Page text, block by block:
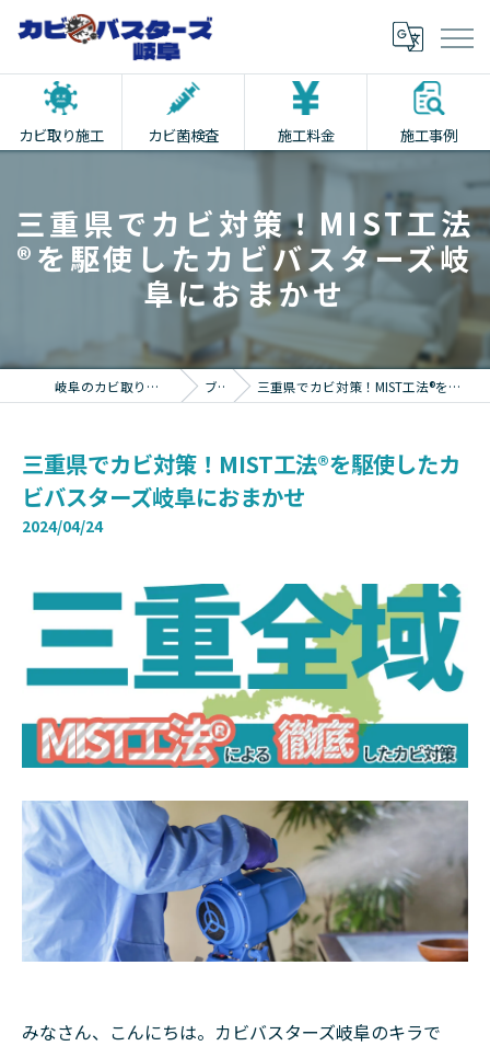
カビ取り施工 カビ菌検査 施工料金 施工事例
三重県でカビ対策！MIST工法
®を駆使したカビバスターズ岐
阜におまかせ
岐阜のカビ取りならカビバスターズ岐阜 ブログ 三重県でカビ対策！MIST工法®を駆使したカビバスターズ岐阜におまかせ
三重県でカビ対策！MIST工法®を駆使したカ
ビバスターズ岐阜におまかせ
2024/04/24
みなさん、こんにちは。カビバスターズ岐阜のキラで